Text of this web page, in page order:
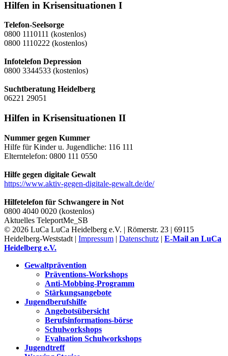
Hilfen in Krisensituationen I
Telefon-Seelsorge
0800 1110111 (kostenlos)
0800 1110222 (kostenlos)
Infotelefon Depression
0800 3344533 (kostenlos)
Suchtberatung Heidelberg
06221 29051
Hilfen in Krisensituationen II
Nummer gegen Kummer
Hilfe für Kinder u. Jugendliche: 116 111
Elterntelefon: 0800 111 0550
Hilfe gegen digitale Gewalt
https://www.aktiv-gegen-digitale-gewalt.de/de/
Hilfetelefon für Schwangere in Not
0800 4040 0020 (kostenlos)
Aktuelles TeleportMe_SB
© 2026 LuCa LuCa Heidelberg e.V. | Römerstr. 23 | 69115
Heidelberg-Weststadt | Impressum | Datenschutz | E-Mail an LuCa
Heidelberg e.V.
Gewaltprävention
Präventions-Workshops
Anti-Mobbing-Programm
Stärkungsangebote
Jugendberufshilfe
Angebotsübersicht
Berufsinformations-börse
Schulworkshops
Evaluation Schulworkshops
Jugendtreff